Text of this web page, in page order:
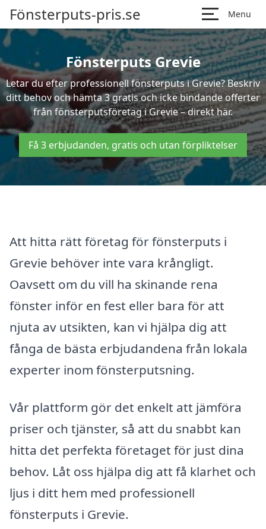
Fönsterputs-pris.se Menu
Fönsterputs Grevie
Letar du efter professionell fönsterputs i Grevie? Beskriv
ditt behov och hämta 3 gratis och icke bindande offerter
från fönsterputsföretag i Grevie – direkt här.
Få 3 erbjudanden, gratis och utan förpliktelser
Att hitta rätt företag för fönsterputs i
Grevie behöver inte vara krångligt.
Oavsett om du vill ha skinande rena
fönster inför en fest eller bara för att
njuta av utsikten, kan vi hjälpa dig att
fånga de bästa erbjudandena från lokala
experter inom fönsterputsning.
Vår plattform gör det enkelt att jämföra
priser och tjänster, så att du snabbt kan
hitta det perfekta företaget för just dina
behov. Låt oss hjälpa dig att få klarhet och
ljus i ditt hem med professionell
fönsterputs i Grevie.